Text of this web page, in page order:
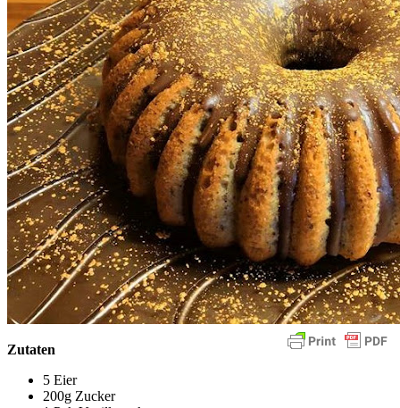
Zutaten
5 Eier
200g Zucker